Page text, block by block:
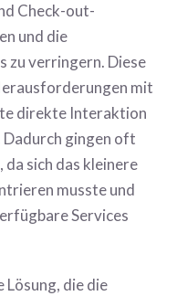
Check-out-
und die
zu verringern. Diese
mit
direkte Interaktion
Dadurch gingen oft
sich das kleinere
musste und
Services
die die